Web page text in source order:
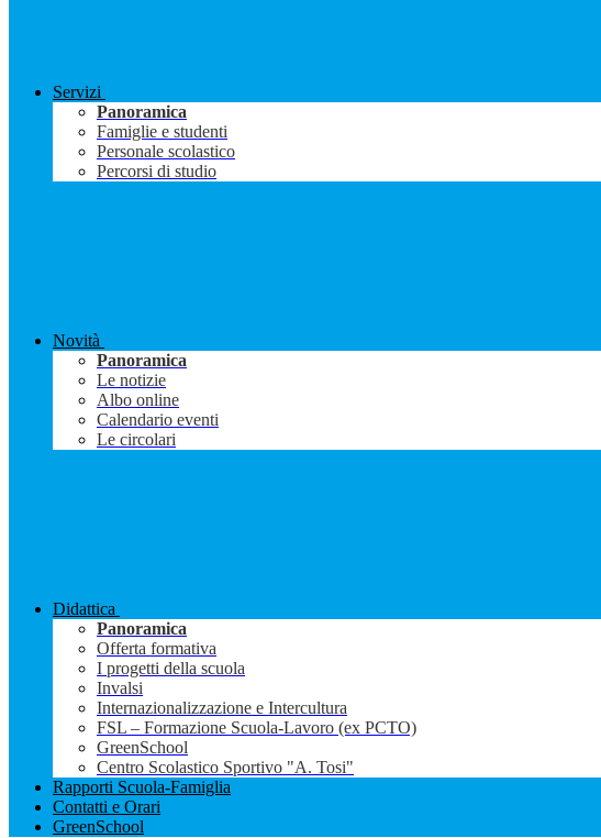
Servizi
Panoramica
Famiglie e studenti
Personale scolastico
Percorsi di studio
Novità
Panoramica
Le notizie
Albo online
Calendario eventi
Le circolari
Didattica
Panoramica
Offerta formativa
I progetti della scuola
Invalsi
Internazionalizzazione e Intercultura
FSL – Formazione Scuola-Lavoro (ex PCTO)
GreenSchool
Centro Scolastico Sportivo "A. Tosi"
Rapporti Scuola-Famiglia
Contatti e Orari
GreenSchool